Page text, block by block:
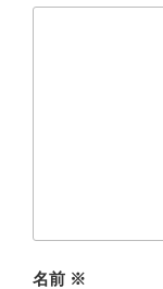
名前 ※